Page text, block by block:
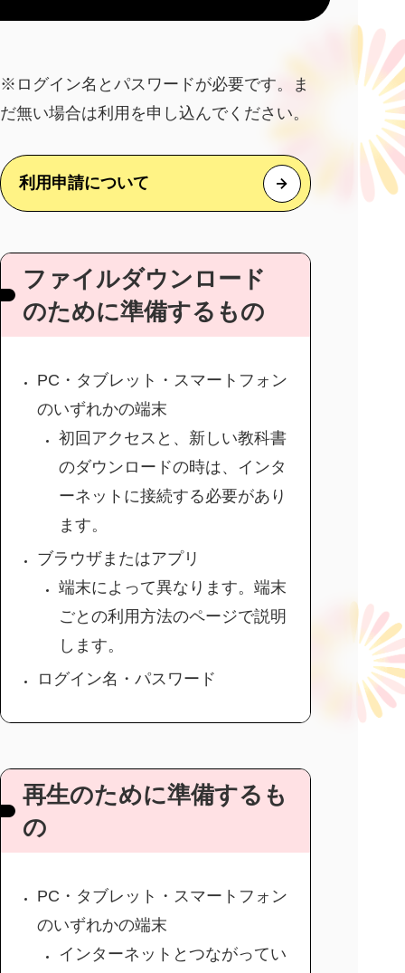
※ログイン名とパスワードが必要です。ま
だ無い場合は利用を申し込んでください。
利用申請について
ファイルダウンロード
のために準備するもの
PC・タブレット・スマートフォン
のいずれかの端末
初回アクセスと、新しい教科書
のダウンロードの時は、インタ
ーネットに接続する必要があり
ます。
ブラウザまたはアプリ
端末によって異なります。端末
ごとの利用方法のページで説明
します。
ログイン名・パスワード
再生のために準備するも
の
PC・タブレット・スマートフォン
のいずれかの端末
インターネットとつながってい